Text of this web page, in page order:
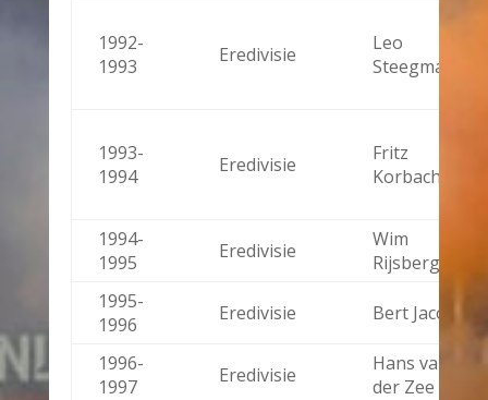
1992-
1993
Eredivisie
Leo
Steegman
1993-
1994
Eredivisie
Fritz
Korbach
1994-
1995
Eredivisie
Wim
Rijsbergen
1995-
1996
Eredivisie Bert Jacobs
1996-
1997
Eredivisie
Hans van
der Zee